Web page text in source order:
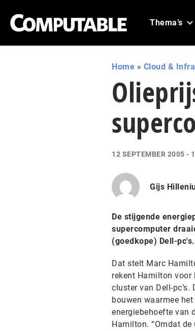
Thema’s
Home » Cloud &
12 SEPTEMBER 2005 -
Gijs
De stijgende
supercomputer
(goedkope) Dell-pc's.
Dat stelt Marc
rekent Hamilton voor
cluster van Dell-
bouwen waarmee
energiebehoefte van
Hamilton. “Omdat